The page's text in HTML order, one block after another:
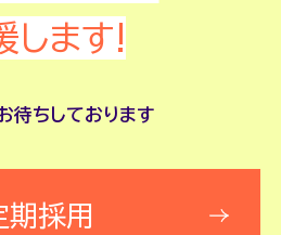
します!
待ちしております
期採用